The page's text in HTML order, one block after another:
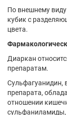
По внешнему
кубик с
цвета.
Диаркан
препаратам.
Сульфагуанидин,
препарата,
отношении
сульфаниламиды,